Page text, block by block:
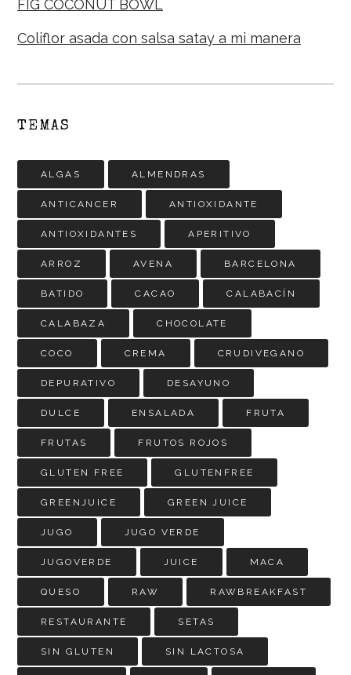
FIG COCONUT BOWL
Coliflor asada con salsa satay a mi manera
TEMAS
ALGAS ALMENDRAS
ANTICANCER ANTIOXIDANTE
ANTIOXIDANTES APERITIVO
ARROZ AVENA BARCELONA
BATIDO CACAO CALABACÍN
CALABAZA CHOCOLATE
COCO CREMA CRUDIVEGANO
DEPURATIVO DESAYUNO
DULCE ENSALADA FRUTA
FRUTAS FRUTOS ROJOS
GLUTEN FREE GLUTENFREE
GREENJUICE GREEN JUICE
JUGO JUGO VERDE
JUGOVERDE JUICE MACA
QUESO RAW RAWBREAKFAST
RESTAURANTE SETAS
SIN GLUTEN SIN LACTOSA